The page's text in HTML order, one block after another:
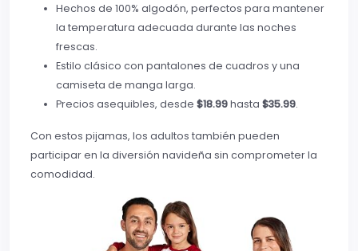
Hechos de 100% algodón, perfectos para mantener
la temperatura adecuada durante las noches
frescas.
Estilo clásico con pantalones de cuadros y una
camiseta de manga larga.
Precios asequibles, desde $18.99hasta $35.99.
Con estos pijamas, los adultos también pueden
participar en la diversión navideña sin comprometer la
comodidad.